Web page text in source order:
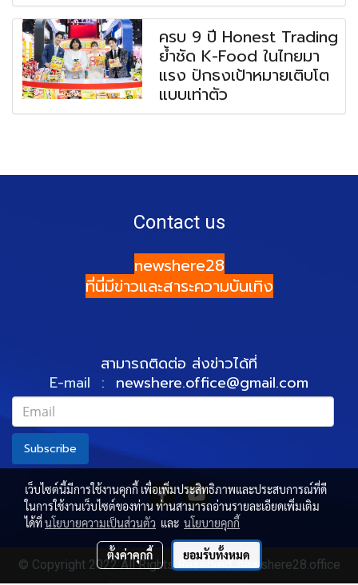
ครบ 9 ปี Honest Trading
ย้ำชัด K-Food ในไทยมา
แรง ปักธงเป้าหมายเติบโต
แบบเท่าตัว
Contact us
newshere28
ที่นี่มีข่าวและสาระความบันเทิง
สามารถติดต่อ ส่งข่าวได้ที่
E-mail : newshere.office@gmail.com
Subscribe
© Copyright 2022 All Rights Reserved. newshere28.office
เว็บไซต์นี้มีการใช้งานคุกกี้ เพื่อเพิ่มประสิทธิภาพและประสบการณ์ที่ดี
ในการใช้งานเว็บไซต์ของท่าน ท่านสามารถอ่านรายละเอียดเพิ่มเติม
ได้ที่นโยบายความเป็นส่วนตัว และ นโยบายคุกกี้
ตั้งค่าคุกกี้ ยอมรับทั้งหมด